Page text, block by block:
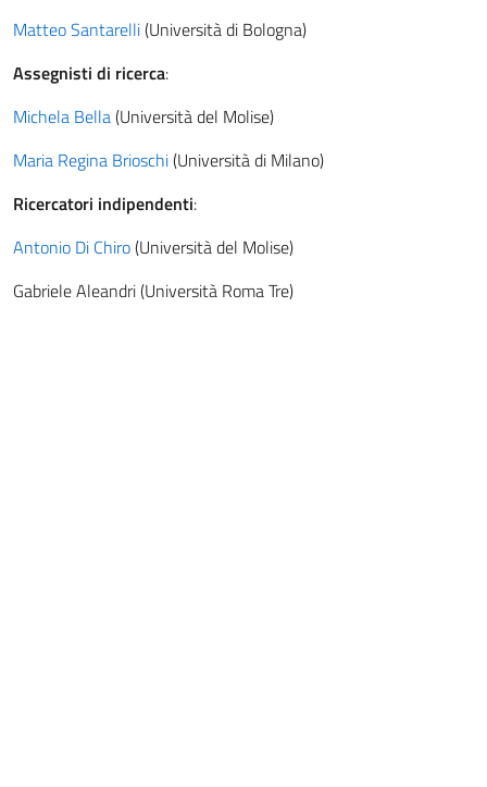
Matteo Santarelli(Università di Bologna)
Assegnisti di ricerca:
Michela Bella(Università del Molise)
Maria Regina Brioschi(Università di Milano)
Ricercatori indipendenti:
Antonio Di Chiro(Università del Molise)
Gabriele Aleandri (Università Roma Tre)